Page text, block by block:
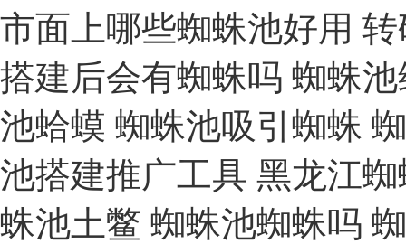
市面上哪些蜘蛛池好用 转
搭建后会有蜘蛛吗 蜘蛛
池蛤蟆 蜘蛛池吸引蜘蛛
池搭建推广工具 黑龙江
蛛池土鳖 蜘蛛池蜘蛛吗